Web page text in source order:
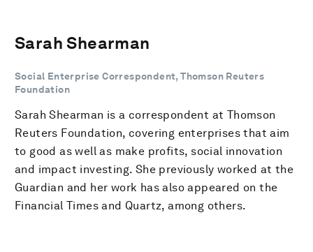
Sarah Shearman
Social Enterprise Correspondent, Thomson Reuters
Foundation
Sarah Shearman is a correspondent at Thomson
Reuters Foundation, covering enterprises that aim
to good as well as make profits, social innovation
and impact investing. She previously worked at the
Guardian and her work has also appeared on the
Financial Times and Quartz, among others.